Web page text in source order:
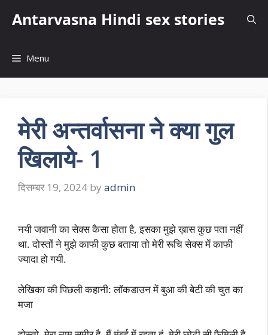
Antarvasna Hindi sex stories
Menu
मेरी अन्तर्वासना ने क्या गुल
खिलाये- 1
दिसम्बर 19, 2024 by admin
नयी जवानी का सेक्स कैसा होता है, इसका मुझे ख़ास कुछ पता नहीं
था. दोस्तों ने मुझे काफी कुछ बताया तो मेरी रूचि सेक्स में काफी
ज्यादा हो गयी.
लेखिका की पिछली कहानी: लॉकडाउन में बुआ की बेटी की चुत का
मजा